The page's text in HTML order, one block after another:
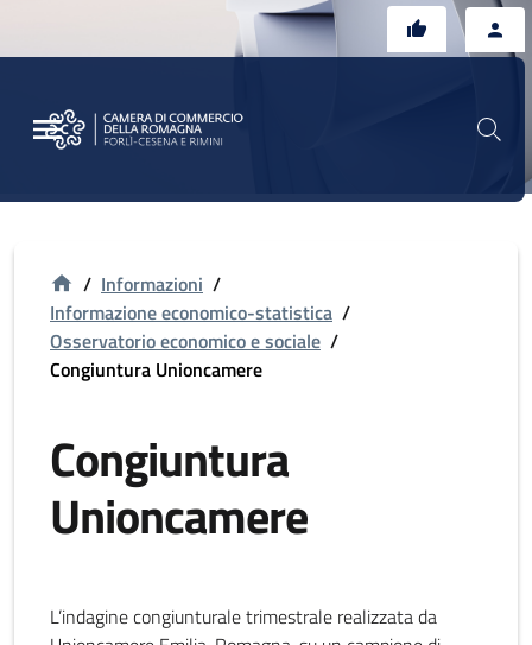
/ Informazioni /
Informazione economico-statistica /
Osservatorio economico e sociale /
Congiuntura Unioncamere
Congiuntura
Unioncamere
L’indagine congiunturale trimestrale realizzata da